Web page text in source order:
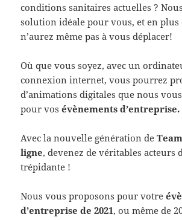
conditions sanitaires actuelles ?
solution idéale pour vous, et en plus
n’aurez même pas à vous déplacer!
Où que vous soyez, avec un
connexion internet, vous pourrez
d’animations digitales que nous
pour vosévènements d’entreprise.
Avec la nouvelle génération de
ligne, devenez de véritables acteurs
trépidante !
Nous vous proposons pour votre
d’entreprise de 2021, ou même de